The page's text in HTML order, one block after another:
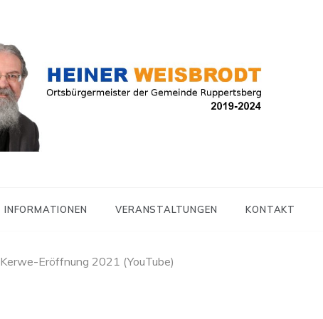
INFORMATIONEN VERANSTALTUNGEN KONTAKT
Kerwe-Eröffnung 2021 (YouTube)